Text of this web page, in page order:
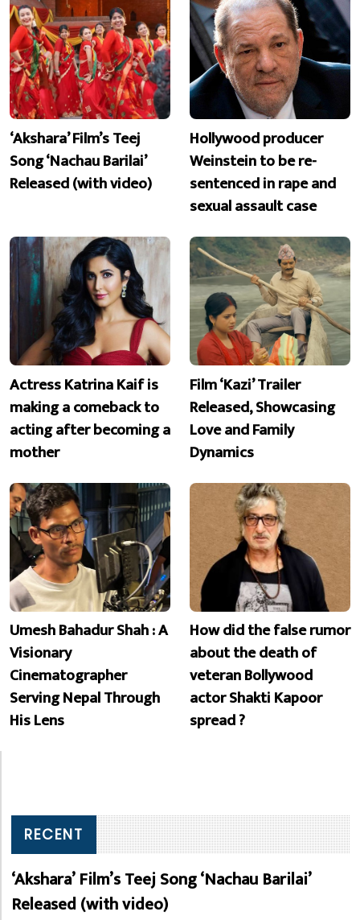
‘Akshara’ Film’s Teej
Song ‘Nachau Barilai’
Released (with video)
Hollywood producer
Weinstein to be re-
sentenced in rape and
sexual assault case
Actress Katrina Kaif is
making a comeback to
acting after becoming a
mother
Film ‘Kazi’ Trailer
Released, Showcasing
Love and Family
Dynamics
Umesh Bahadur Shah : A
Visionary
Cinematographer
Serving Nepal Through
His Lens
How did the false rumor
about the death of
veteran Bollywood
actor Shakti Kapoor
spread ?
RECENT
‘Akshara’ Film’s Teej Song ‘Nachau Barilai’
Released (with video)